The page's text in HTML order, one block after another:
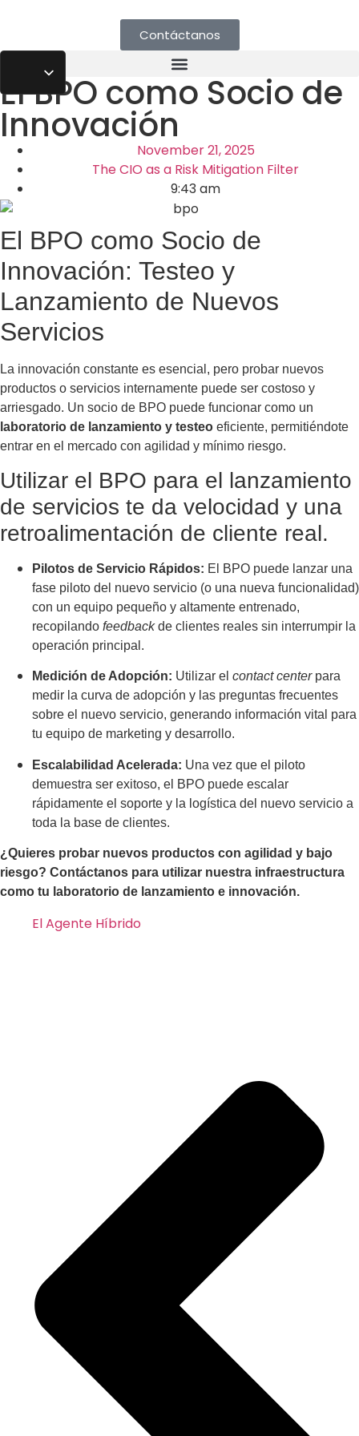
Contáctanos
El BPO como Socio de
Innovación
November 21, 2025
The CIO as a Risk Mitigation Filter
9:43 am
El BPO como Socio de
Innovación: Testeo y
Lanzamiento de Nuevos
Servicios
La innovación constante es esencial, pero probar nuevos
productos o servicios internamente puede ser costoso y
arriesgado. Un socio de BPO puede funcionar como un
laboratorio de lanzamiento y testeo eficiente, permitiéndote
entrar en el mercado con agilidad y mínimo riesgo.
Utilizar el BPO para el lanzamiento
de servicios te da velocidad y una
retroalimentación de cliente real.
Pilotos de Servicio Rápidos: El BPO puede lanzar una
fase piloto del nuevo servicio (o una nueva funcionalidad)
con un equipo pequeño y altamente entrenado,
recopilando feedbackde clientes reales sin interrumpir la
operación principal.
Medición de Adopción: Utilizar el contact centerpara
medir la curva de adopción y las preguntas frecuentes
sobre el nuevo servicio, generando información vital para
tu equipo de marketing y desarrollo.
Escalabilidad Acelerada: Una vez que el piloto
demuestra ser exitoso, el BPO puede escalar
rápidamente el soporte y la logística del nuevo servicio a
toda la base de clientes.
¿Quieres probar nuevos productos con agilidad y bajo
riesgo? Contáctanos para utilizar nuestra infraestructura
como tu laboratorio de lanzamiento e innovación.
El Agente Híbrido